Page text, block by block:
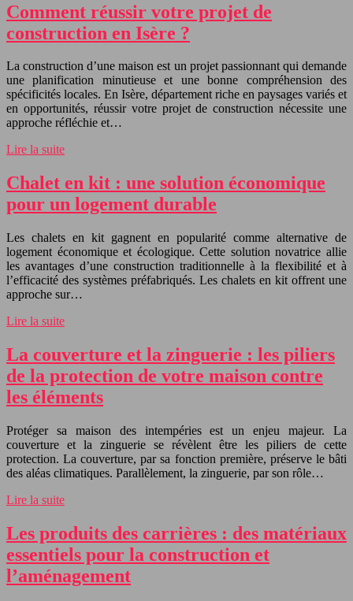
Comment réussir votre projet de
construction en Isère ?
La construction d’une maison est un projet passionnant qui demande
une planification minutieuse et une bonne compréhension des
spécificités locales. En Isère, département riche en paysages variés et
en opportunités, réussir votre projet de construction nécessite une
approche réfléchie et…
Lire la suite
Chalet en kit : une solution économique
pour un logement durable
Les chalets en kit gagnent en popularité comme alternative de
logement économique et écologique. Cette solution novatrice allie
les avantages d’une construction traditionnelle à la flexibilité et à
l’efficacité des systèmes préfabriqués. Les chalets en kit offrent une
approche sur…
Lire la suite
La couverture et la zinguerie : les piliers
de la protection de votre maison contre
les éléments
Protéger sa maison des intempéries est un enjeu majeur. La
couverture et la zinguerie se révèlent être les piliers de cette
protection. La couverture, par sa fonction première, préserve le bâti
des aléas climatiques. Parallèlement, la zinguerie, par son rôle…
Lire la suite
Les produits des carrières : des matériaux
essentiels pour la construction et
l’aménagement